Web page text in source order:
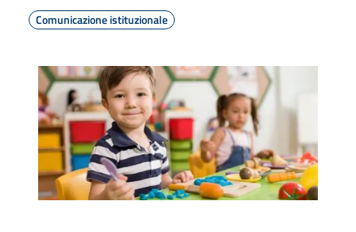
Comunicazione istituzionale